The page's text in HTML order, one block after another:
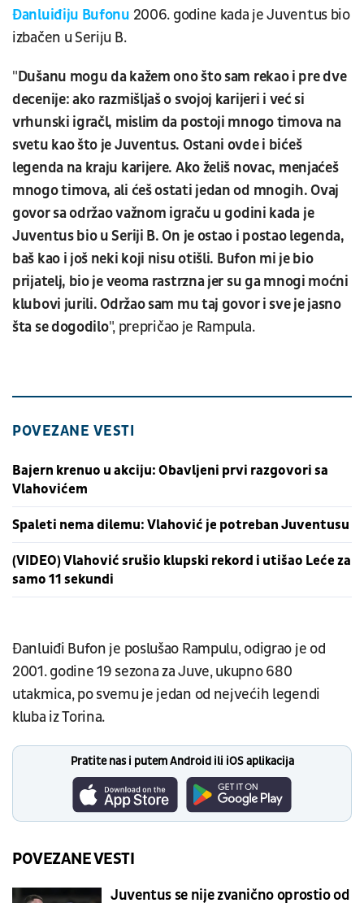
Đanluiđiju Bufonu 2006. godine kada je Juventus bio
izbačen u Seriju B.
"Dušanu mogu da kažem ono što sam rekao i pre dve
decenije: ako razmišljaš o svojoj karijeri i već si
vrhunski igračl, mislim da postoji mnogo timova na
svetu kao što je Juventus. Ostani ovde i bićeš
legenda na kraju karijere. Ako želiš novac, menjaćeš
mnogo timova, ali ćeš ostati jedan od mnogih. Ovaj
govor sa održao važnom igraču u godini kada je
Juventus bio u Seriji B. On je ostao i postao legenda,
baš kao i još neki koji nisu otišli. Bufon mi je bio
prijatelj, bio je veoma rastrzna jer su ga mnogi moćni
klubovi jurili. Održao sam mu taj govor i sve je jasno
šta se dogodilo", prepričao je Rampula.
POVEZANE VESTI
Bajern krenuo u akciju: Obavljeni prvi razgovori sa
Vlahovićem
Spaleti nema dilemu: Vlahović je potreban Juventusu
(VIDEO) Vlahović srušio klupski rekord i utišao Leće za
samo 11 sekundi
Đanluiđi Bufon je poslušao Rampulu, odigrao je od
2001. godine 19 sezona za Juve, ukupno 680
utakmica, po svemu je jedan od nejvećih legendi
kluba iz Torina.
Pratite nas i putem Android ili iOS aplikacija
POVEZANE VESTI
Juventus se nije zvanično oprostio od